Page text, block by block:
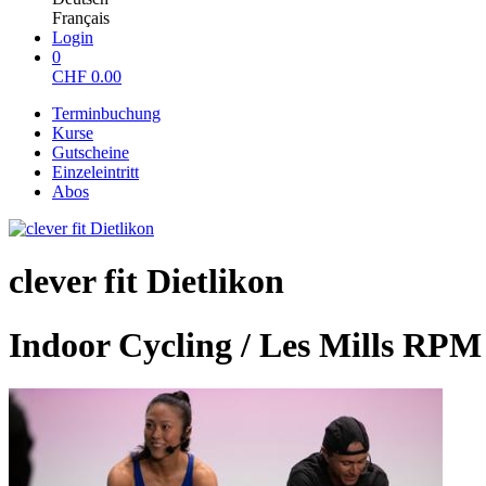
Français
Login
0
CHF 0.00
Terminbuchung
Kurse
Gutscheine
Einzeleintritt
Abos
clever fit Dietlikon
Indoor Cycling / Les Mills